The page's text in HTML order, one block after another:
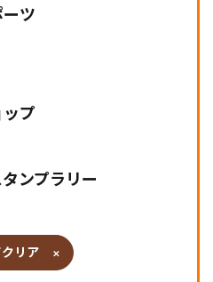
ツ
プ
ンプラリー
リア